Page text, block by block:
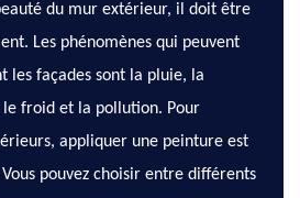
du mur extérieur, il doit être
Les phénomènes qui peuvent
les façades sont la pluie, la
froid et la pollution. Pour
appliquer une peinture est
pouvez choisir entre différents